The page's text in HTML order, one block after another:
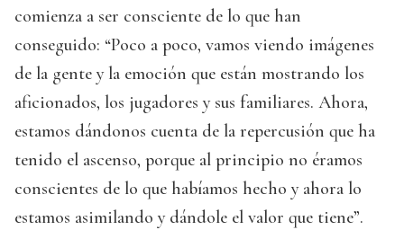
comienza a ser consciente de lo que han
conseguido: “Poco a poco, vamos viendo imágenes
de la gente y la emoción que están mostrando los
aficionados, los jugadores y sus familiares. Ahora,
estamos dándonos cuenta de la repercusión que ha
tenido el ascenso, porque al principio no éramos
conscientes de lo que habíamos hecho y ahora lo
estamos asimilando y dándole el valor que tiene”.